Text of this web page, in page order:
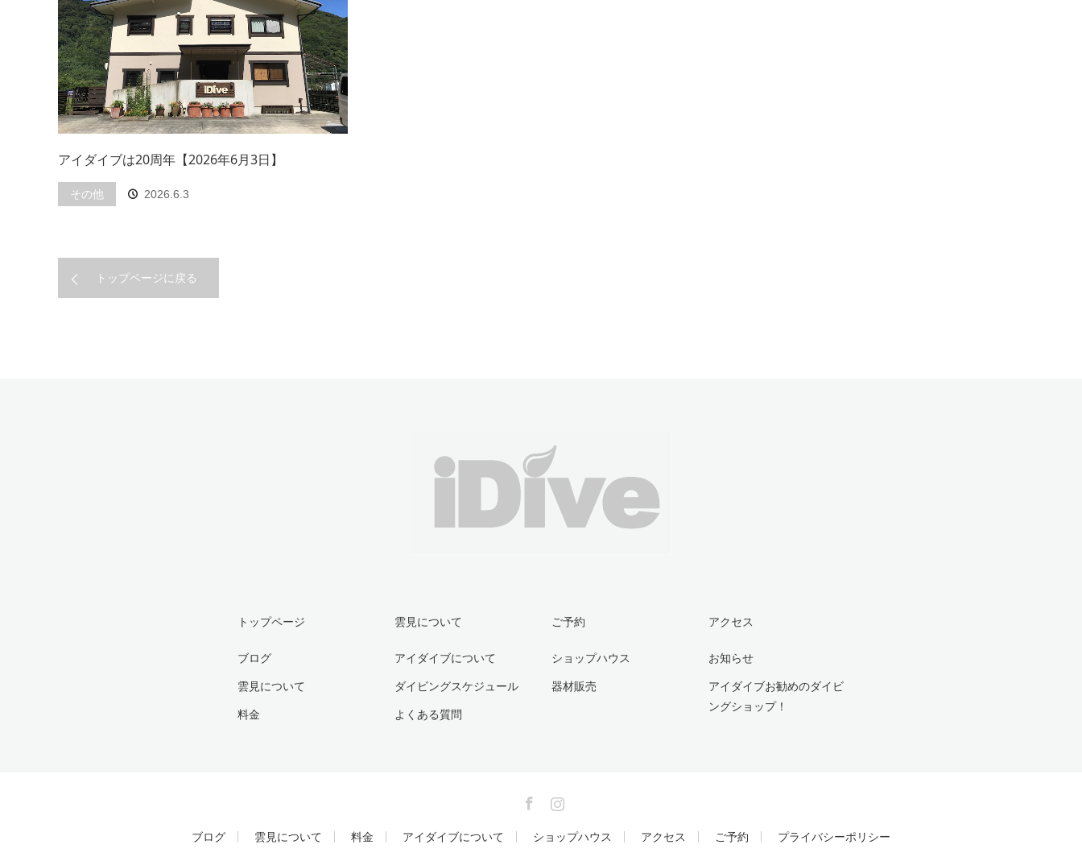
アイダイブは20周年【2026年6月3日】
その他 2026.6.3
トップページに戻る
トップページ
ブログ
雲見について
料金
雲見について
アイダイブについて
ダイビングスケジュール
よくある質問
ご予約
ショップハウス
器材販売
アクセス
お知らせ
アイダイブお勧めのダイビ
ングショップ！
ブログ 雲見について 料金 アイダイブについて ショップハウス アクセス ご予約 プライバシーポリシー